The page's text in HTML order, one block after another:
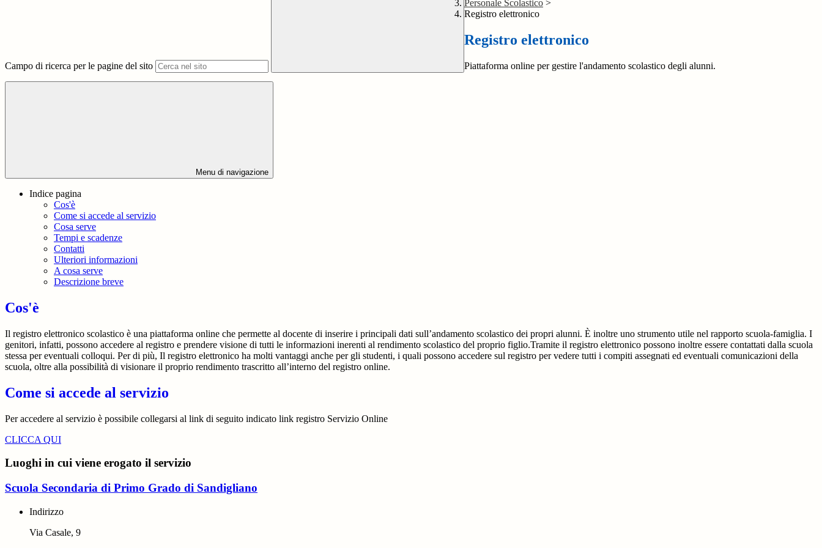
Campo di ricerca per le pagine del sito
Personale Scolastico >
Registro elettronico
Registro elettronico
Piattaforma online per gestire l'andamento scolastico degli alunni.
Menu di navigazione
Indice pagina
Cos'è
Come si accede al servizio
Cosa serve
Tempi e scadenze
Contatti
Ulteriori informazioni
A cosa serve
Descrizione breve
Cos'è
Il registro elettronico scolastico è una piattaforma online che permette al docente di inserire i principali dati sull’andamento scolastico dei propri alunni. È inoltre uno strumento utile nel rapporto scuola-famiglia. I
genitori, infatti, possono accedere al registro e prendere visione di tutti le informazioni inerenti al rendimento scolastico del proprio figlio.Tramite il registro elettronico possono inoltre essere contattati dalla scuola
stessa per eventuali colloqui. Per di più, Il registro elettronico ha molti vantaggi anche per gli studenti, i quali possono accedere sul registro per vedere tutti i compiti assegnati ed eventuali comunicazioni della
scuola, oltre alla possibilità di visionare il proprio rendimento trascritto all’interno del registro online.
Come si accede al servizio
Per accedere al servizio è possibile collegarsi al link di seguito indicato link registro Servizio Online
CLICCA QUI
Luoghi in cui viene erogato il servizio
Scuola Secondaria di Primo Grado di Sandigliano
Indirizzo
Via Casale, 9